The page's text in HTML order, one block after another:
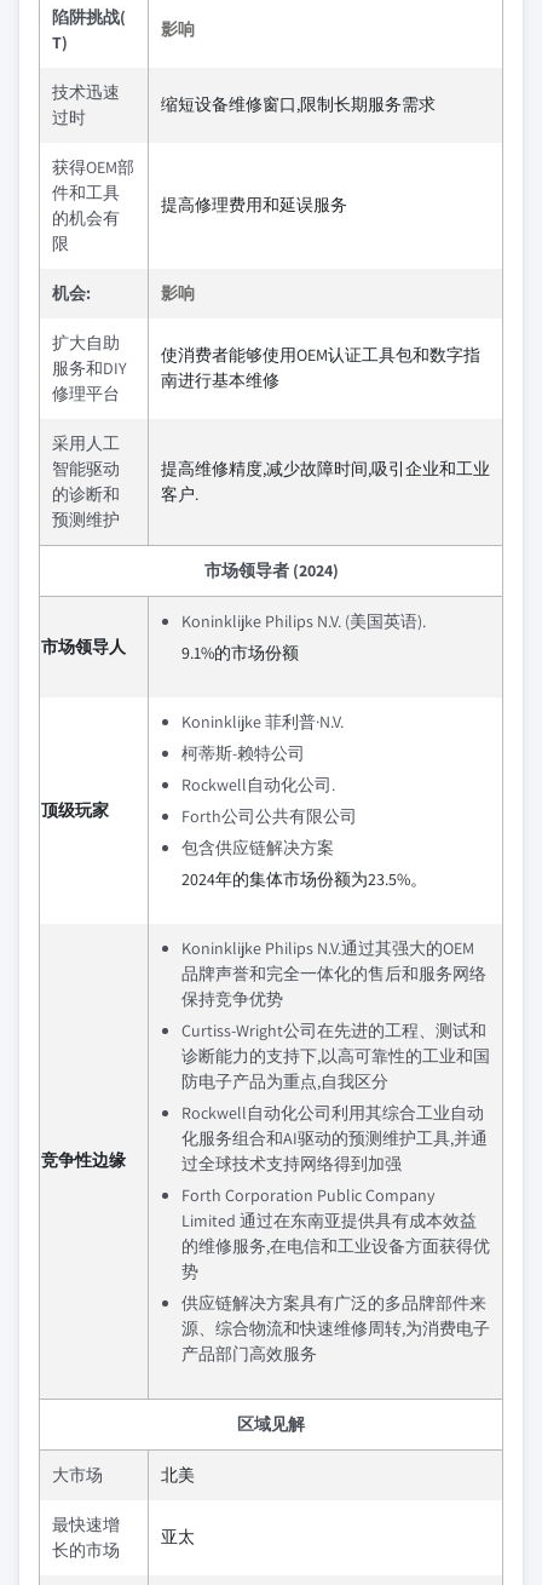
陷阱挑战(
T)
影响
技术迅速
过时
缩短设备维修窗口,限制长期服务需求
获得OEM部
件和工具
的机会有
限
提高修理费用和延误服务
机会: 影响
扩大自助
服务和DIY
修理平台
使消费者能够使用OEM认证工具包和数字指
南进行基本维修
采用人工
智能驱动
的诊断和
预测维护
提高维修精度,减少故障时间,吸引企业和工业
客户.
市场领导者 (2024)
市场领导人
Koninklijke Philips N.V. (美国英语).
9.1%的市场份额
顶级玩家
Koninklijke 菲利普·N.V.
柯蒂斯-赖特公司
Rockwell自动化公司.
Forth公司公共有限公司
包含供应链解决方案
2024年的集体市场份额为23.5%。
竞争性边缘
Koninklijke Philips N.V.通过其强大的OEM
品牌声誉和完全一体化的售后和服务网络
保持竞争优势
Curtiss-Wright公司在先进的工程、测试和
诊断能力的支持下,以高可靠性的工业和国
防电子产品为重点,自我区分
Rockwell自动化公司利用其综合工业自动
化服务组合和AI驱动的预测维护工具,并通
过全球技术支持网络得到加强
Forth Corporation Public Company
Limited 通过在东南亚提供具有成本效益
的维修服务,在电信和工业设备方面获得优
势
供应链解决方案具有广泛的多品牌部件来
源、综合物流和快速维修周转,为消费电子
产品部门高效服务
区域见解
大市场 北美
最快速增
长的市场
亚太